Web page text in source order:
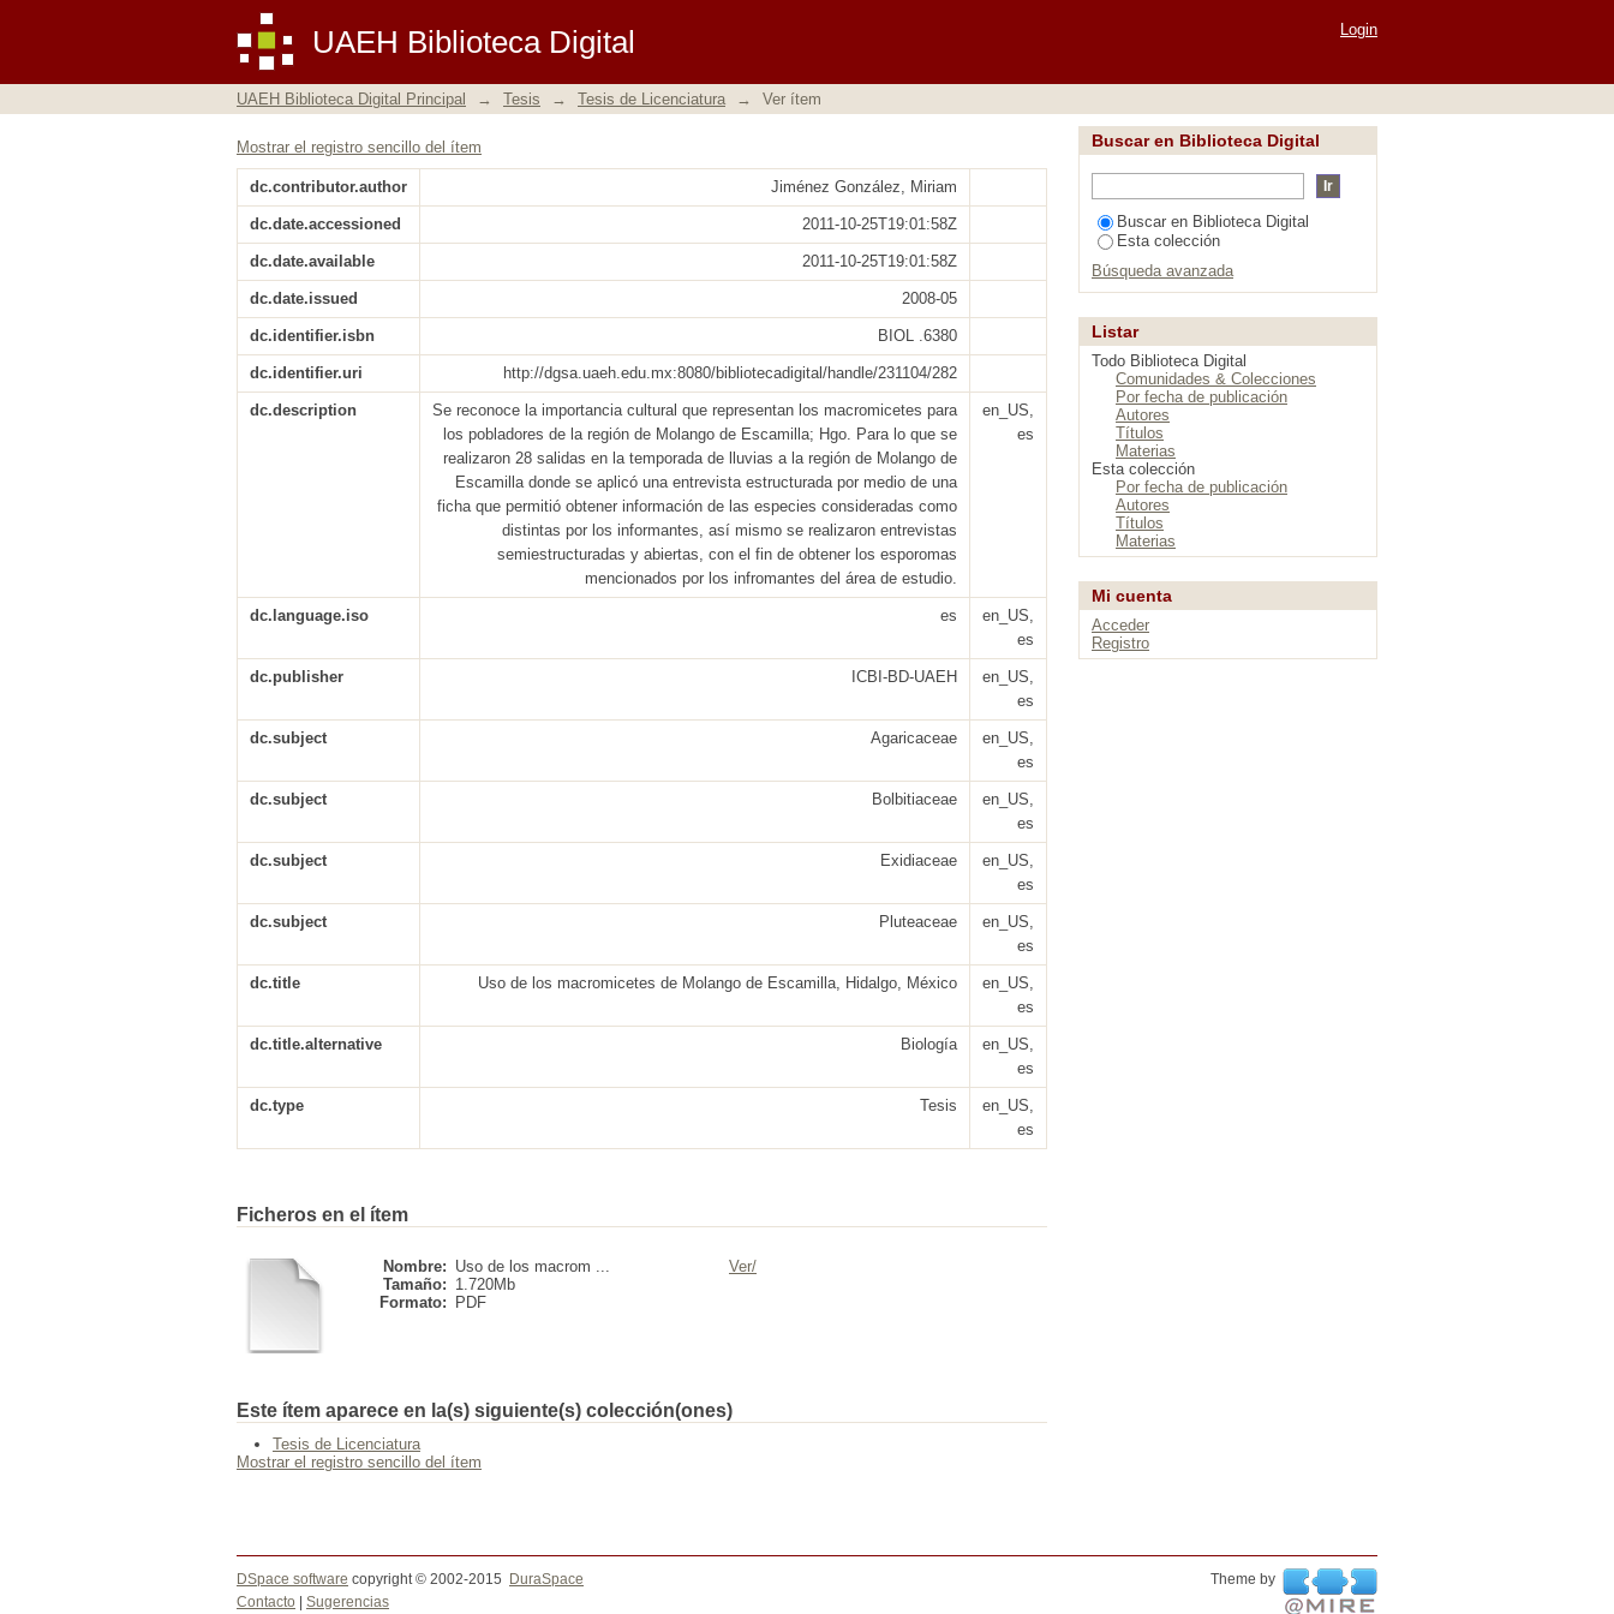
UAEH Biblioteca Digital
Uso de los macromicetes de Molango de Escamilla, Hidalgo, México Login
UAEH Biblioteca Digital Principal → Tesis → Tesis de Licenciatura → Ver ítem
Mostrar el registro sencillo del ítem
dc.contributor.author Jiménez González, Miriam
dc.date.accessioned 2011-10-25T19:01:58Z
dc.date.available 2011-10-25T19:01:58Z
dc.date.issued 2008-05
dc.identifier.isbn BIOL .6380
dc.identifier.uri http://dgsa.uaeh.edu.mx:8080/bibliotecadigital/handle/231104/282
dc.description
Se reconoce la importancia cultural que representan los macromicetes para
los pobladores de la región de Molango de Escamilla; Hgo. Para lo que se
realizaron 28 salidas en la temporada de lluvias a la región de Molango de
Escamilla donde se aplicó una entrevista estructurada por medio de una
ficha que permitió obtener información de las especies consideradas como
distintas por los informantes, así mismo se realizaron entrevistas
semiestructuradas y abiertas, con el fin de obtener los esporomas
mencionados por los infromantes del área de estudio.
en_US,
es
dc.language.iso es
en_US,
es
dc.publisher ICBI-BD-UAEH
en_US,
es
dc.subject Agaricaceae
en_US,
es
dc.subject Bolbitiaceae
en_US,
es
dc.subject Exidiaceae
en_US,
es
dc.subject Pluteaceae
en_US,
es
dc.title Uso de los macromicetes de Molango de Escamilla, Hidalgo, México
en_US,
es
dc.title.alternative Biología
en_US,
es
dc.type Tesis
en_US,
es
Ficheros en el ítem
Nombre: Uso de los macrom ...
Tamaño: 1.720Mb
Formato:
PDF
Ver/
Este ítem aparece en la(s) siguiente(s) colección(ones)
Tesis de Licenciatura
Mostrar el registro sencillo del ítem
Buscar en Biblioteca Digital
Buscar en Biblioteca Digital
Esta colección
Búsqueda avanzada
Listar
Todo Biblioteca Digital
Comunidades & Colecciones
Por fecha de publicación
Autores
Títulos
Materias
Esta colección
Por fecha de publicación
Autores
Títulos
Materias
Mi cuenta
Acceder
Registro
DSpace software copyright © 2002-2015 DuraSpace
Theme by
Contacto
Sugerencias